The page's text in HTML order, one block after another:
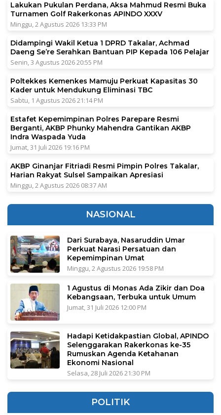
Lakukan Pukulan Perdana, Aksa Mahmud Resmi Buka
Turnamen Golf Rakerkonas APINDO XXXV
Minggu, 2 Agustus 2026 13:33 PM
Didampingi Wakil Ketua 1 DPRD Takalar, Achmad
Daeng Se’re Serahkan Bantuan PIP Kepada 106 Pelajar
Senin, 3 Agustus 2026 20:55 PM
Poltekkes Kemenkes Mamuju Perkuat Kapasitas 30
Kader untuk Mendukung Eliminasi TBC
Sabtu, 1 Agustus 2026 21:14 PM
Estafet Kepemimpinan Polres Parepare Resmi
Berganti, AKBP Phunky Mahendra Gantikan AKBP
Indra Waspada Yuda
Jumat, 31 Juli 2026 19:16 PM
AKBP Ginanjar Fitriadi Resmi Pimpin Polres Takalar,
Harian Rakyat Sulsel Sampaikan Apresiasi
Minggu, 2 Agustus 2026 08:37 AM
NASIONAL
Dari Surabaya, Nasaruddin Umar
Perkuat Narasi Persatuan dan
Kepemimpinan Umat
Minggu, 2 Agustus 2026 19:58 PM
1 Agustus di Monas Ada Zikir dan Doa
Kebangsaan, Terbuka untuk Umum
Jumat, 31 Juli 2026 12:00 PM
Hadapi Ketidakpastian Global, APINDO
Selenggarakan Rakerkonas ke-35
Rumuskan Agenda Ketahanan
Ekonomi Nasional
Selasa, 28 Juli 2026 21:30 PM
POLITIK